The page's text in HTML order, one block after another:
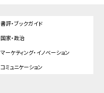
書評・ブックガイド
国家・政治
マーケティング・イノベーション
コミュニケーション